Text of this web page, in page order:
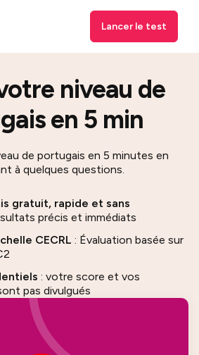
Lancer le test
niveau de
en 5 min
de portugais en 5 minutes en
à quelques questions.
gratuit, rapide et sans
précis et immédiats
CECRL : Évaluation basée sur
: votre score et vos
pas divulgués